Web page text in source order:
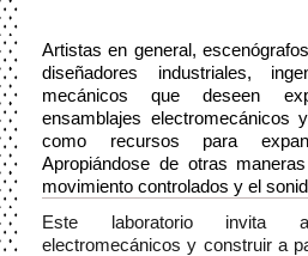
Artistas en general,
diseñadores industriales,
mecánicos que deseen
ensamblajes electromecánicos
como recursos para
Apropiándose de otras
movimiento controlados y el
Este laboratorio invita
electromecánicos y construir a